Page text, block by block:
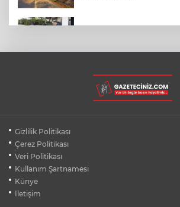
ASLI HÜNEL'DEN
UNUTULMAZ KONSER
VAN'DA İŞİTME ENGELLİ
Gizlilik Politikası
Çerez Politikası
Veri Politikası
Kullanım Şartnamesi
Künye
İletişim